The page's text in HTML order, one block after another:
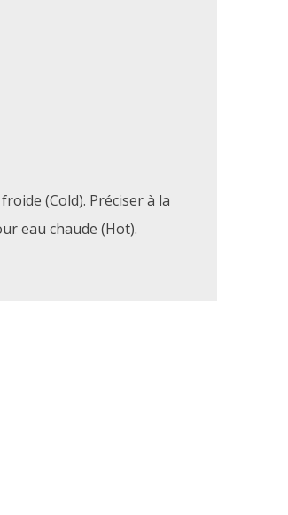
(Cold). Préciser à la
eau chaude (Hot).